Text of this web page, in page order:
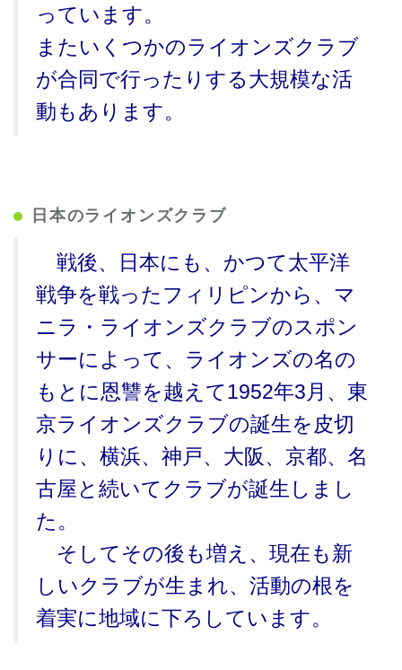
っています。
またいくつかのライオンズクラブ
が合同で行ったりする大規模な活
動もあります。
日本のライオンズクラブ
戦後、日本にも、かつて太平洋
戦争を戦ったフィリピンから、マ
ニラ・ライオンズクラブのスポン
サーによって、ライオンズの名の
もとに恩讐を越えて1952年3月、東
京ライオンズクラブの誕生を皮切
りに、横浜、神戸、大阪、京都、名
古屋と続いてクラブが誕生しまし
た。
そしてその後も増え、現在も新
しいクラブが生まれ、活動の根を
着実に地域に下ろしています。